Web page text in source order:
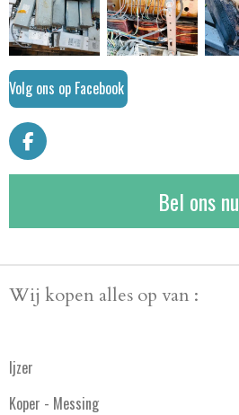
Volg ons op Facebook
F
a
c
o
k
Bel ons nu
Wij kopen alles op van :
Ijzer
Koper - Messing